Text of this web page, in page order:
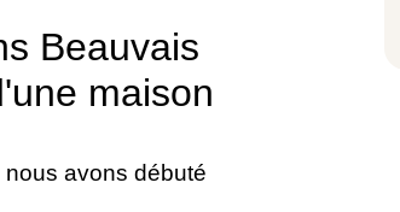
Beauvais
maison
avons débuté